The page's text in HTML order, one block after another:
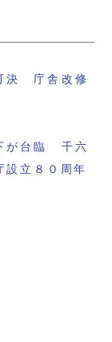
決 庁舎改修
が台臨 千六
立８０周年